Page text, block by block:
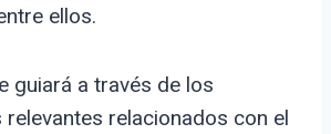
ellos.
guiará a través de los
relacionados con el